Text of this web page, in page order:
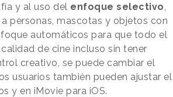
y al uso del enfoque selectivo
personas, mascotas y objetos con
automáticos para que todo el
de cine incluso sin tener
creativo, se puede cambiar el
usuarios también pueden ajustar el
y en iMovie para iOS.